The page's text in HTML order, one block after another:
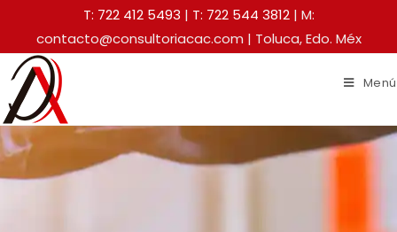
T: 722 412 5493 | T: 722 544 3812| M:
contacto@consultoriacac.com | Toluca, Edo. Méx
Menú